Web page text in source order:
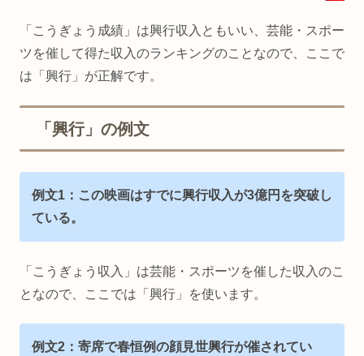
「こうぎょう成績」は興行収入ともいい、芸能・スポー
ツを催して得た収入のランキングのことなので、ここで
は「興行」が正解です。
「興行」の例文
例文1：この映画はすでに興行収入が3億円を突破し
ている。
「こうぎょう収入」は芸能・スポーツを催した収入のこ
となので、ここでは「興行」を使います。
例文2：寄席で春恒例の顔見世興行が催されてい